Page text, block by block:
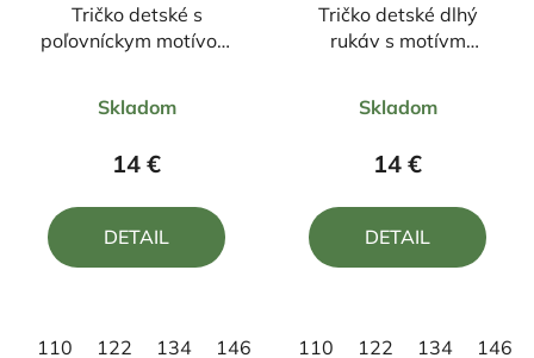
Tričko detské s
poľovníckym motívom
hodnotenie
produktu
5,0
z
Skladom
14 €
DETAIL
110 122 134 146 158
Tričko detské dlhý
rukáv s motívm
hodnotenie
produktu
5,0
z
Skladom
14 €
DETAIL
110 122 134 146